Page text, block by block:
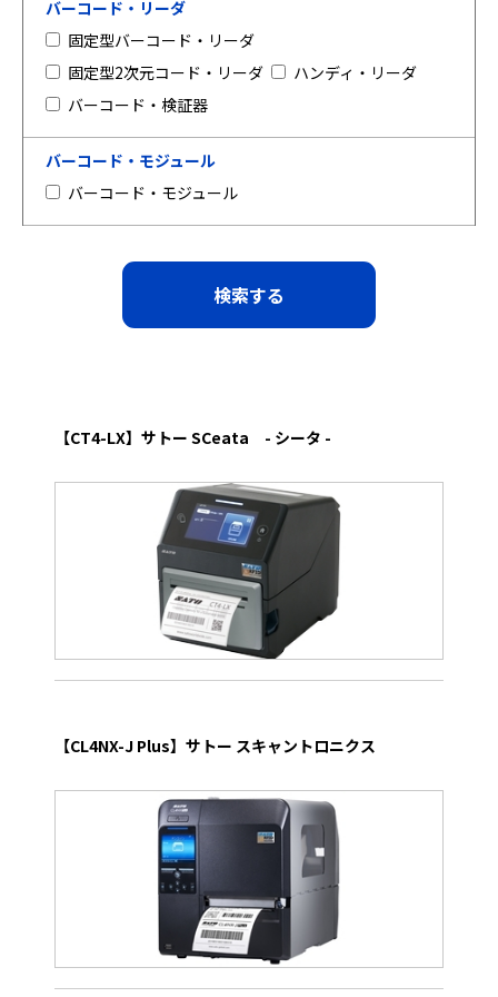
バーコード・リーダ
固定型バーコード・リーダ
固定型2次元コード・リーダ
ハンディ・リーダ
バーコード・検証器
バーコード・モジュール
バーコード・モジュール
【CT4-LX】サトー SCeata - シータ -
【CL4NX-J Plus】サトー スキャントロニクス